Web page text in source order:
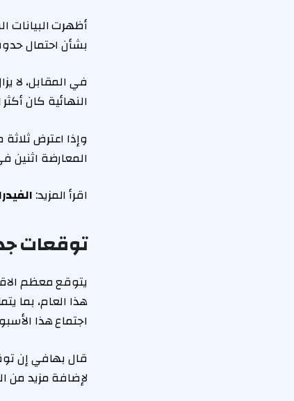
أظهرت البيانات
بشأن احتمال
في المقابل، لا
النهائية كان
المعارضة اثنين
اقرأ المزيد:
توقعات
يتوقع معظم
هذا العام، بما
اجتماع هذا
قال بهافي إن
لإضافة مزيد من